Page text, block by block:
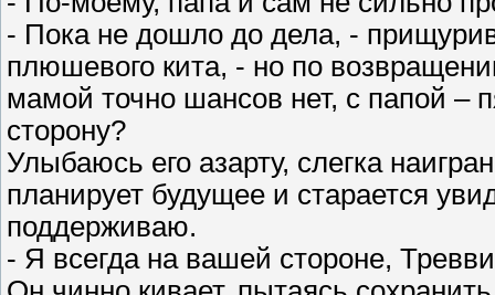
- Пока не дошло до дела, -
плюшевого кита, - но по
мамой точно шансов нет, с папой –
сторону?
Улыбаюсь его азарту, слегка
планирует будущее и старается
поддерживаю.
- Я всегда на вашей стороне,